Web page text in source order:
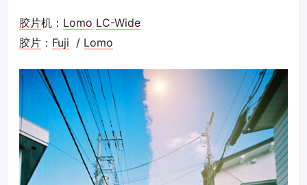
胶片机： Lomo LC-Wide
胶片 ： Fuji / Lomo